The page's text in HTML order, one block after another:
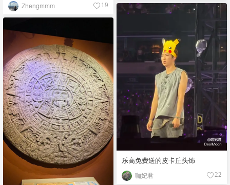
Zhengmmm 19
乐高免费送的皮卡丘头饰
咖妃君 22